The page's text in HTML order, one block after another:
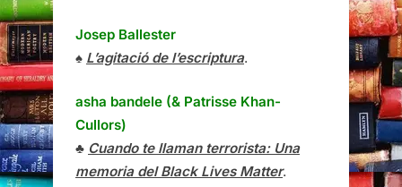
Josep Ballester
♠ L’agitació de l’escriptura.
asha bandele (& Patrisse Khan-
Cullors)
♣ Cuando te llaman terrorista: Una
memoria del Black Lives Matter.